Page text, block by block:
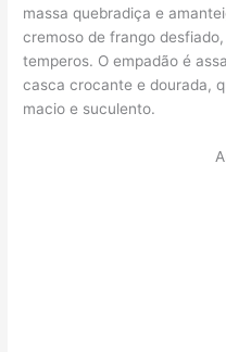
massa quebradiça e
cremoso de frango
temperos. O empadão é
casca crocante e dourada,
macio e suculento.